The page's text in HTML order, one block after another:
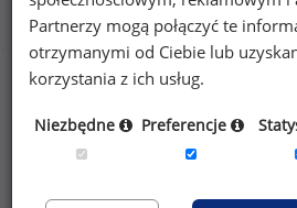
Benefity na stanowisku
53 %
Partnerzy mogą połączyć te
otrzymanymi od Ciebie lub
korzystania z ich usług.
Niezbędne Preferencje